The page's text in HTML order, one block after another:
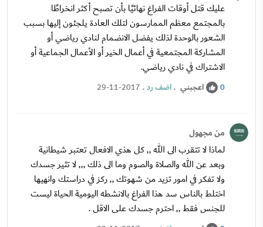
عليك قتل أوقات الفراغ نهائيًا بأن تصبح أكثر انخراطًا
بالمجتمع معظم الممارسون لتلك العادة يلجئون إليها بسبب
الشعور بالوحدة لذلك يفضل الانضمام لنادي رياضي أو
المشاركة المجتمعية في أعمال الخير أو الأعمال الجماعية أو
الاشتراك في نادي رياضي.
0 اعجبني .اضف رد.
29-11-2017
من مجهول
لماذا لا تتقرب الى الله ,, كل هذي الافعال تعتبر شيطانية
وبعد عن الله والصلاة والصوم وما الى ذلك ,,, لا تثير جسدك
ولا تفكر في امور تزيد من شهوتك ,, ركز في دراستك وانهيها
اختلط بالناس سد هذا الفراغ بالانشطه اليومية الحياة ليست
للجنس فقط ,, احترم جسدك على الاقل .